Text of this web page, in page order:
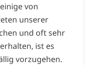
von
unserer
und oft sehr
ist es
vorzugehen.